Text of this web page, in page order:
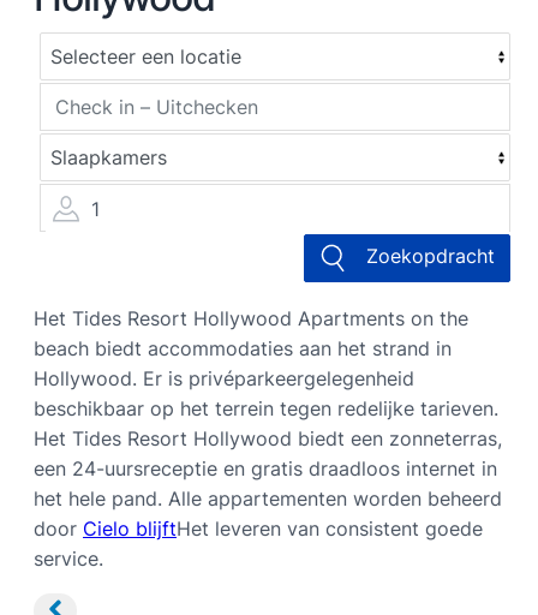
1
Zoekopdracht
Het Tides Resort Hollywood Apartments on the
beach biedt accommodaties aan het strand in
Hollywood. Er is privéparkeergelegenheid
beschikbaar op het terrein tegen redelijke tarieven.
Het Tides Resort Hollywood biedt een zonneterras,
een 24-uursreceptie en gratis draadloos internet in
het hele pand. Alle appartementen worden beheerd
door Cielo blijftHet leveren van consistent goede
service.